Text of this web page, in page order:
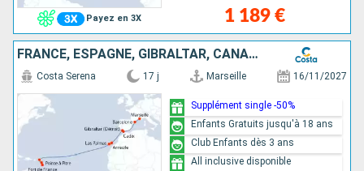
Payez en 3X 1 189 €
FRANCE, ESPAGNE, GIBRALTAR, CANARIES, ANTILLES
Costa Serena 17 j Marseille 16/11/2027
Supplément single -50%
Enfants Gratuits jusqu'à 18 ans
Club Enfants dès 3 ans
All inclusive disponible